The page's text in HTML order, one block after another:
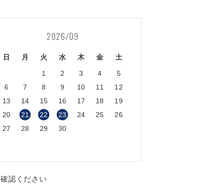
2026/09
日 月 火 水 木 金 土
1 2 3 4
5
6
7 8 9 10 11
12
13
14 15 16 17 18
19
20
21 22 23 24 25
26
27
28 29 30
認ください